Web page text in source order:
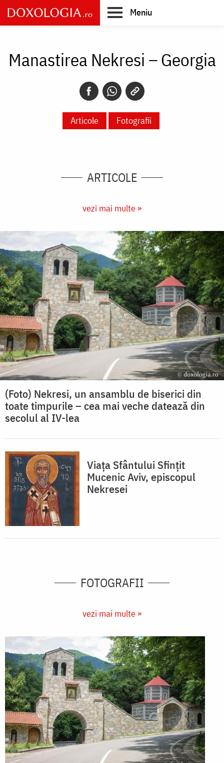
Skip
to
main
Meniu
Manastirea Nekresi – Georgia
Articole Fotografii
ARTICOLE
vezi mai multe »
(Foto) Nekresi, un ansamblu de biserici din
toate timpurile – cea mai veche datează din
secolul al IV-lea
Viața Sfântului Sfințit
Mucenic Aviv, episcopul
Nekresei
FOTOGRAFII
vezi mai multe »